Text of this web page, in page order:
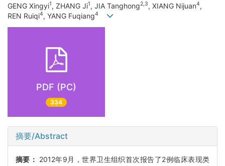
GENG Xingyi1, ZHANG Ji1, JIA Tanghong2,3, XIANG Nijuan4,
REN Ruiqi4, YANG Fuqiang4
PDF (PC)
334
摘要/Abstract
摘要： 2012年9月，世界卫生组织首次报告了2例临床表现类